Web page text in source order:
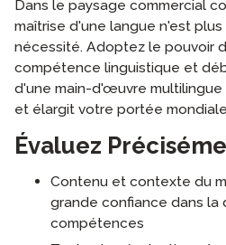
Dans le paysage commercial
maîtrise d'une langue n'est
nécessité. Adoptez le pouvoir
compétence linguistique et
d'une main-d'œuvre multilingue
et élargit votre portée
Évaluez
Contenu et contexte du
grande confiance dans la
compétences